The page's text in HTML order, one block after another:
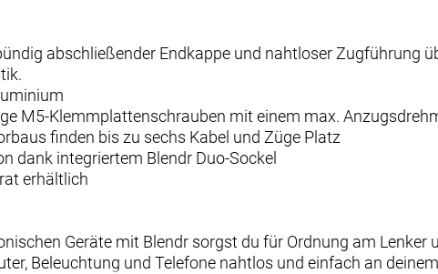
abschließender Endkappe und nahtloser Zugführung
M5-Klemmplattenschrauben mit einem max.
finden bis zu sechs Kabel und Züge Platz
dank integriertem Blendr Duo-Sockel
erhältlich
Geräte mit Blendr sorgst du für Ordnung am Lenker
Beleuchtung und Telefone nahtlos und einfach an